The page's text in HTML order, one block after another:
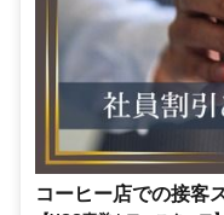
コーヒー店での接客